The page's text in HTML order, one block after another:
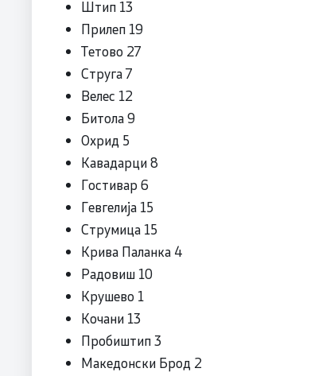
Штип 13
Прилеп 19
Тетово 27
Струга 7
Велес 12
Битола 9
Охрид 5
Кавадарци 8
Гостивар 6
Гевгелија 15
Струмица 15
Крива Паланка 4
Радовиш 10
Крушево 1
Кочани 13
Пробиштип 3
Македонски Брод 2